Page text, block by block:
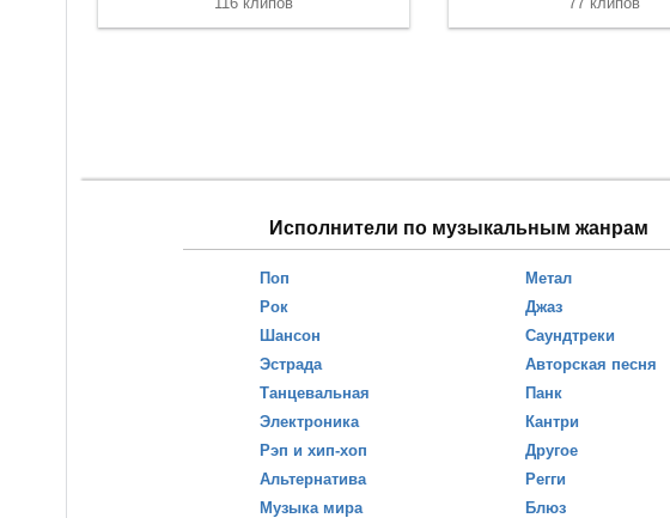
Исполнители по музыкальным жанрам
Поп
Рок
Шансон
Эстрада
Танцевальная
Электроника
Рэп и хип-хоп
Альтернатива
Музыка мира
Метал
Джаз
Саундтреки
Авторская песня
Панк
Кантри
Другое
Регги
Блюз